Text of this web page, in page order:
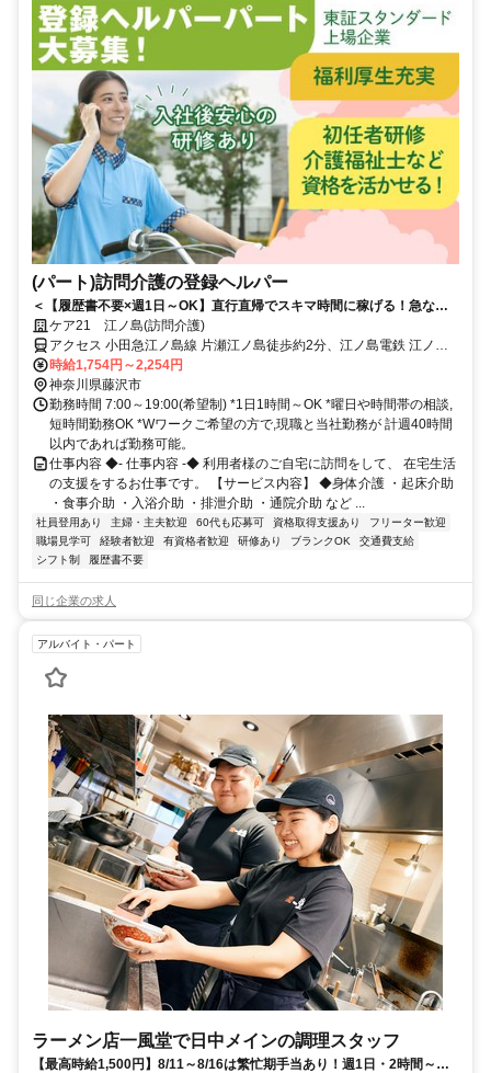
(パート)訪問介護の登録ヘルパー
＜【履歴書不要×週1日～OK】直行直帰でスキマ時間に稼げる！急なキ
ャンセルも手当有！定年無し！＞★履歴書の準備不要★未経験者OK！働
きやすいシフト制！急なキャンセルが発生した場合でも手当で給与を補
償！
ケア21 江ノ島(訪問介護)
アクセス 小田急江ノ島線 片瀬江ノ島徒歩約2分、江ノ島電鉄 江ノ島B
改札口徒歩約9分、湘南モノレール 湘南江の島出入口徒歩約11分 小
田急江ノ島線「片瀬江ノ島」駅から徒歩約2分
時給1,754円～2,254円
神奈川県藤沢市
勤務時間 7:00～19:00(希望制) *1日1時間～OK *曜日や時間帯の相談,
短時間勤務OK *Wワークご希望の方で,現職と当社勤務が 計週40時間
以内であれば勤務可能。
仕事内容 ◆- 仕事内容 -◆ 利用者様のご自宅に訪問をして、 在宅生活
の支援をするお仕事です。 【サービス内容】 ◆身体介護 ・起床介助
・食事介助 ・入浴介助 ・排泄介助 ・通院介助 など ...
社員登用あり 主婦・主夫歓迎 60代も応募可 資格取得支援あり
フリーター歓迎
職場見学可
経験者歓迎 有資格者歓迎 研修あり ブランクOK
交通費支給
シフト制
履歴書不要
同じ企業の求人
アルバイト・パート
ラーメン店一風堂で日中メインの調理スタッフ
【最高時給1,500円】8/11～8/16は繁忙期手当あり！週1日・2時間～／